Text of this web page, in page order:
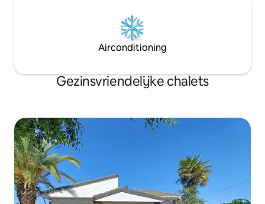
Airconditioning
Gezinsvriendelijke chalets